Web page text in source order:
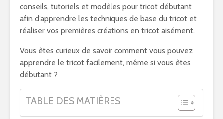
conseils, tutoriels et modèles pour tricot débutant
afin d’apprendre les techniques de base du tricot et
réaliser vos premières créations en tricot aisément.
Vous êtes curieux de savoir comment vous pouvez
apprendre le tricot facilement, même si vous êtes
débutant ?
TABLE DES MATIÈRES